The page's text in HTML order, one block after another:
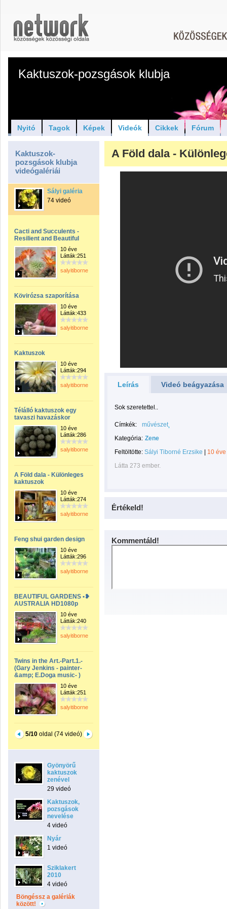
Kaktuszok-pozsgások klubja
Nyitó Tagok Képek Videók Cikkek Fórum
Kaktuszok-
pozsgások klubja
videógalériái
Sályi galéria
74 videó
Cacti and Succulents -
Resilient and Beautiful
10 éve
Látták:251
salyitiborne
Kövirózsa szaporítása
10 éve
Látták:433
salyitiborne
Kaktuszok
10 éve
Látták:294
salyitiborne
Télálló kaktuszok egy
tavaszi havazáskor
10 éve
Látták:286
salyitiborne
A Föld dala - Különleges
kaktuszok
10 éve
Látták:274
salyitiborne
Feng shui garden design
10 éve
Látták:296
salyitiborne
BEAUTIFUL GARDENS •❥
AUSTRALIA HD1080p
10 éve
Látták:240
salyitiborne
Twins in the Art.-Part.1.-
(Gary Jenkins - painter-
&amp; E.Doga music- )
10 éve
Látták:251
salyitiborne
5/10 oldal (74 videó)
Gyönyörű
kaktuszok
zenével
29 videó
Kaktuszok,
pozsgások
nevelése
4 videó
Nyár
1 videó
Sziklakert
2010
4 videó
Böngéssz a galériák
között!
A Föld dala -
Leírás Videó beágyazása
Sok szeretettel..
Címkék:
művészet
Kategória: Zene
Feltöltötte: Sályi Tiborné Erzsike
10 éve
Látta 273 ember.
Értékeld!
Kommentáld!